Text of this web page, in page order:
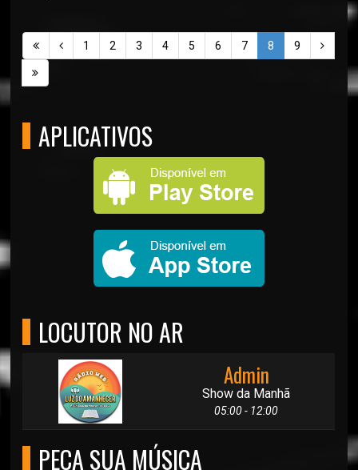
1 2 3 4 5 6 7 8 9
APLICATIVOS
LOCUTOR NO AR
Admin
Show da Manhã
05:00 - 12:00
PEÇA SUA MÚSICA